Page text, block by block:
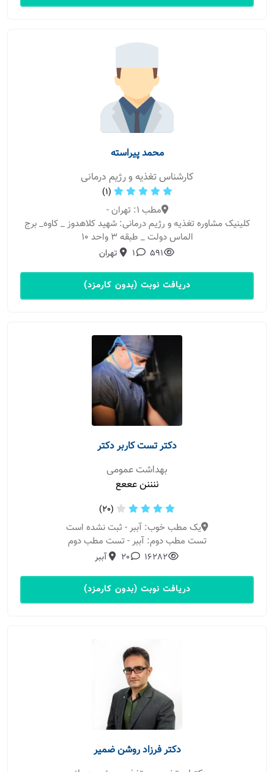
محمد پیراسته
کارشناس تغذیه و رژیم درمانی
(1)
مطب 1: تهران -
کلینیک مشاوره تغذیه و رژیم درمانی: شهید کلاهدوز _ کاوه_ برج
الماس دولت _ طبقه ۳ واحد ۱۰
591
1 تهران
دریافت نوبت (بدون کارمزد)
دکتر تست کاربر دکتر
بهداشت عمومی
ننننن عععع
(20)
یک مطب خوب: آببر - ثبت نشده است
تست مطب دوم: آببر - تست مطب دوم
16282
20 آببر
دریافت نوبت (بدون کارمزد)
دکتر فرزاد روشن ضمیر